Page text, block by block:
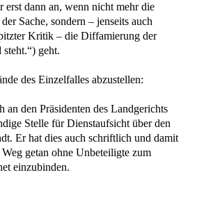
erst dann an, wenn nicht mehr die
Sache, sondern – jenseits auch
Kritik – die Diffamierung der
geht.
des Einzelfalles abzustellen:
an den Präsidenten des Landgerichts
Stelle für Dienstaufsicht über den
Er hat dies auch schriftlich und damit
getan ohne Unbeteiligte zum
einzubinden.